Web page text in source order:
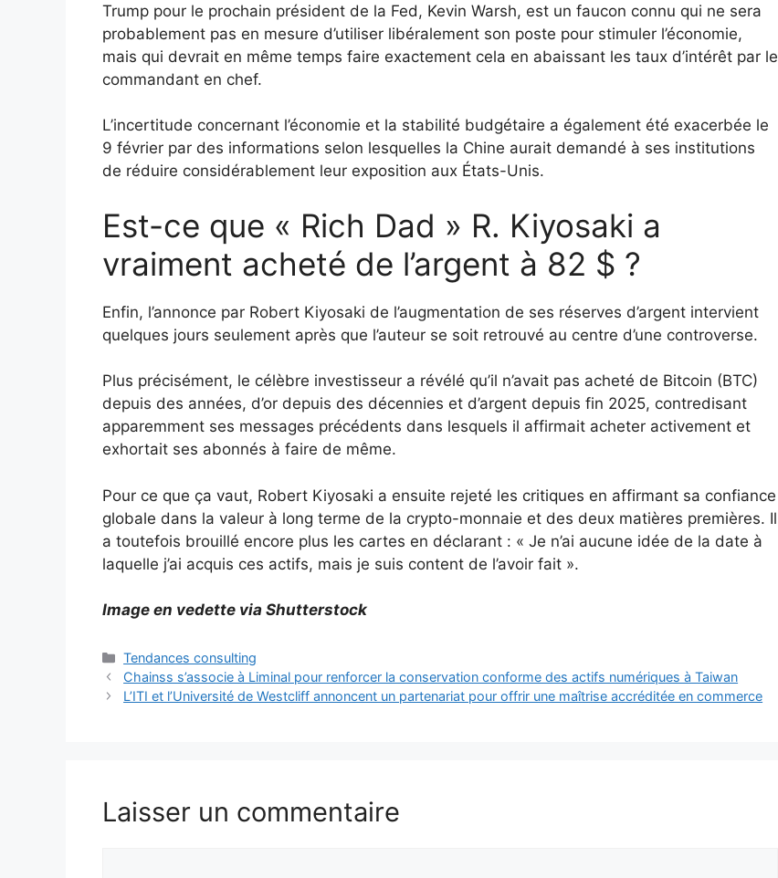
Trump pour le prochain président de la Fed, Kevin Warsh, est un faucon connu qui ne sera
probablement pas en mesure d’utiliser libéralement son poste pour stimuler l’économie,
mais qui devrait en même temps faire exactement cela en abaissant les taux d’intérêt par le
commandant en chef.
L’incertitude concernant l’économie et la stabilité budgétaire a également été exacerbée le
9 février par des informations selon lesquelles la Chine aurait demandé à ses institutions
de réduire considérablement leur exposition aux États-Unis.
Est-ce que « Rich Dad » R. Kiyosaki a
vraiment acheté de l’argent à 82 $ ?
Enfin, l’annonce par Robert Kiyosaki de l’augmentation de ses réserves d’argent intervient
quelques jours seulement après que l’auteur se soit retrouvé au centre d’une controverse.
Plus précisément, le célèbre investisseur a révélé qu’il n’avait pas acheté de Bitcoin (BTC)
depuis des années, d’or depuis des décennies et d’argent depuis fin 2025, contredisant
apparemment ses messages précédents dans lesquels il affirmait acheter activement et
exhortait ses abonnés à faire de même.
Pour ce que ça vaut, Robert Kiyosaki a ensuite rejeté les critiques en affirmant sa confiance
globale dans la valeur à long terme de la crypto-monnaie et des deux matières premières. Il
a toutefois brouillé encore plus les cartes en déclarant : « Je n’ai aucune idée de la date à
laquelle j’ai acquis ces actifs, mais je suis content de l’avoir fait ».
Image en vedette via Shutterstock
Catégories
Tendances consulting
Chainss s’associe à Liminal pour renforcer la conservation conforme des actifs numériques à Taiwan
L’ITI et l’Université de Westcliff annoncent un partenariat pour offrir une maîtrise accréditée en commerce
Laisser un commentaire